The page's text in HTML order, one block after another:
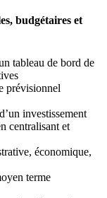
budgétaires et
tableau de bord de
prévisionnel
investissement
centralisant et
économique,
terme